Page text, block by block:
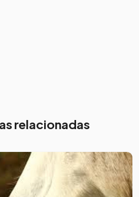
relacionadas